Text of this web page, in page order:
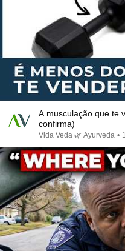
A musculação que te
confirma)
Vida Veda 🌿 Ayurveda •